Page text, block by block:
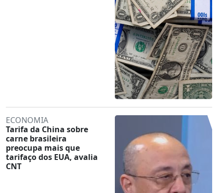
ECONOMIA
Tarifa da China sobre
carne brasileira
preocupa mais que
tarifaço dos EUA, avalia
CNT